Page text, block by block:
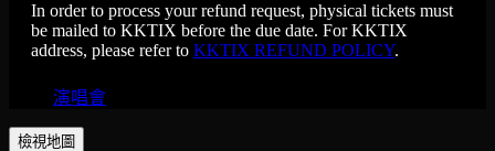
In order to process your refund request, physical tickets must
be mailed to KKTIX before the due date. For KKTIX
address, please refer to KKTIX REFUND POLICY.
演唱會
檢視地圖